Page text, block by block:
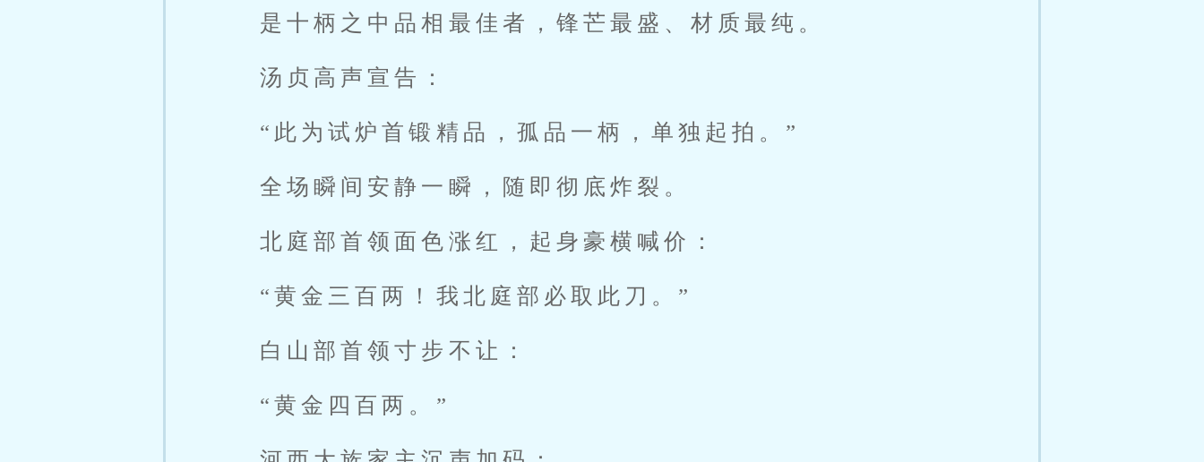
是十柄之中品相最佳者，锋芒最盛、材质最纯。
汤贞高声宣告：
“此为试炉首锻精品，孤品一柄，单独起拍。”
全场瞬间安静一瞬，随即彻底炸裂。
北庭部首领面色涨红，起身豪横喊价：
“黄金三百两！我北庭部必取此刀。”
白山部首领寸步不让：
“黄金四百两。”